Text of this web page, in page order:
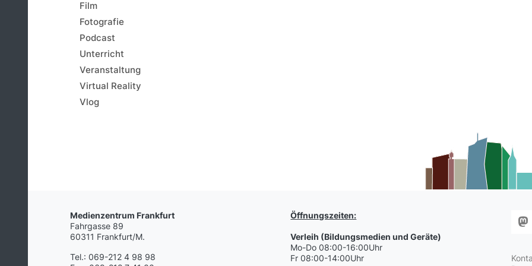
Film
Fotografie
Podcast
Unterricht
Veranstaltung
Virtual Reality
Vlog
Medienzentrum Frankfurt
Fahrgasse 89
60311 Frankfurt/M.
Tel.: 069-212 4 98 98
Öffnungszeiten:
Verleih (Bildungsmedien und Geräte)
Mo-Do 08:00-16:00Uhr
Fr 08:00-14:00Uhr